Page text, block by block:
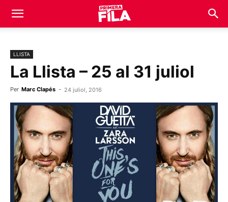
LLISTA
La Llista – 25 al 31 juliol
Per Marc Clapés - 24 juliol, 2016